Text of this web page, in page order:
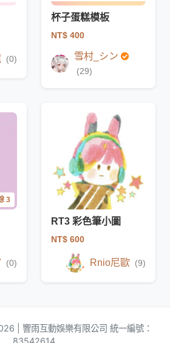
(0)
杯子蛋糕模板
NT$ 400
雪村_シン
(29)
3
(0)
RT3 彩色筆小圖
NT$ 600
Rnio尼歐 (9)
| 響雨互動娛樂有限公司 統一編號：
83542614